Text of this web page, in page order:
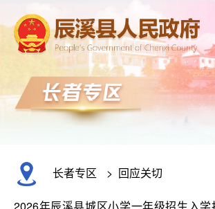
长者专区 > 回应关切